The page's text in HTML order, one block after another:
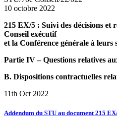
10 octobre 2022
215 EX/5 : Suivi des décisions et
Conseil exécutif
et la Conférence générale à leurs
Partie IV – Questions relatives
B. Dispositions contractuelles
11th Oct 2022
Addendum du STU au document 215